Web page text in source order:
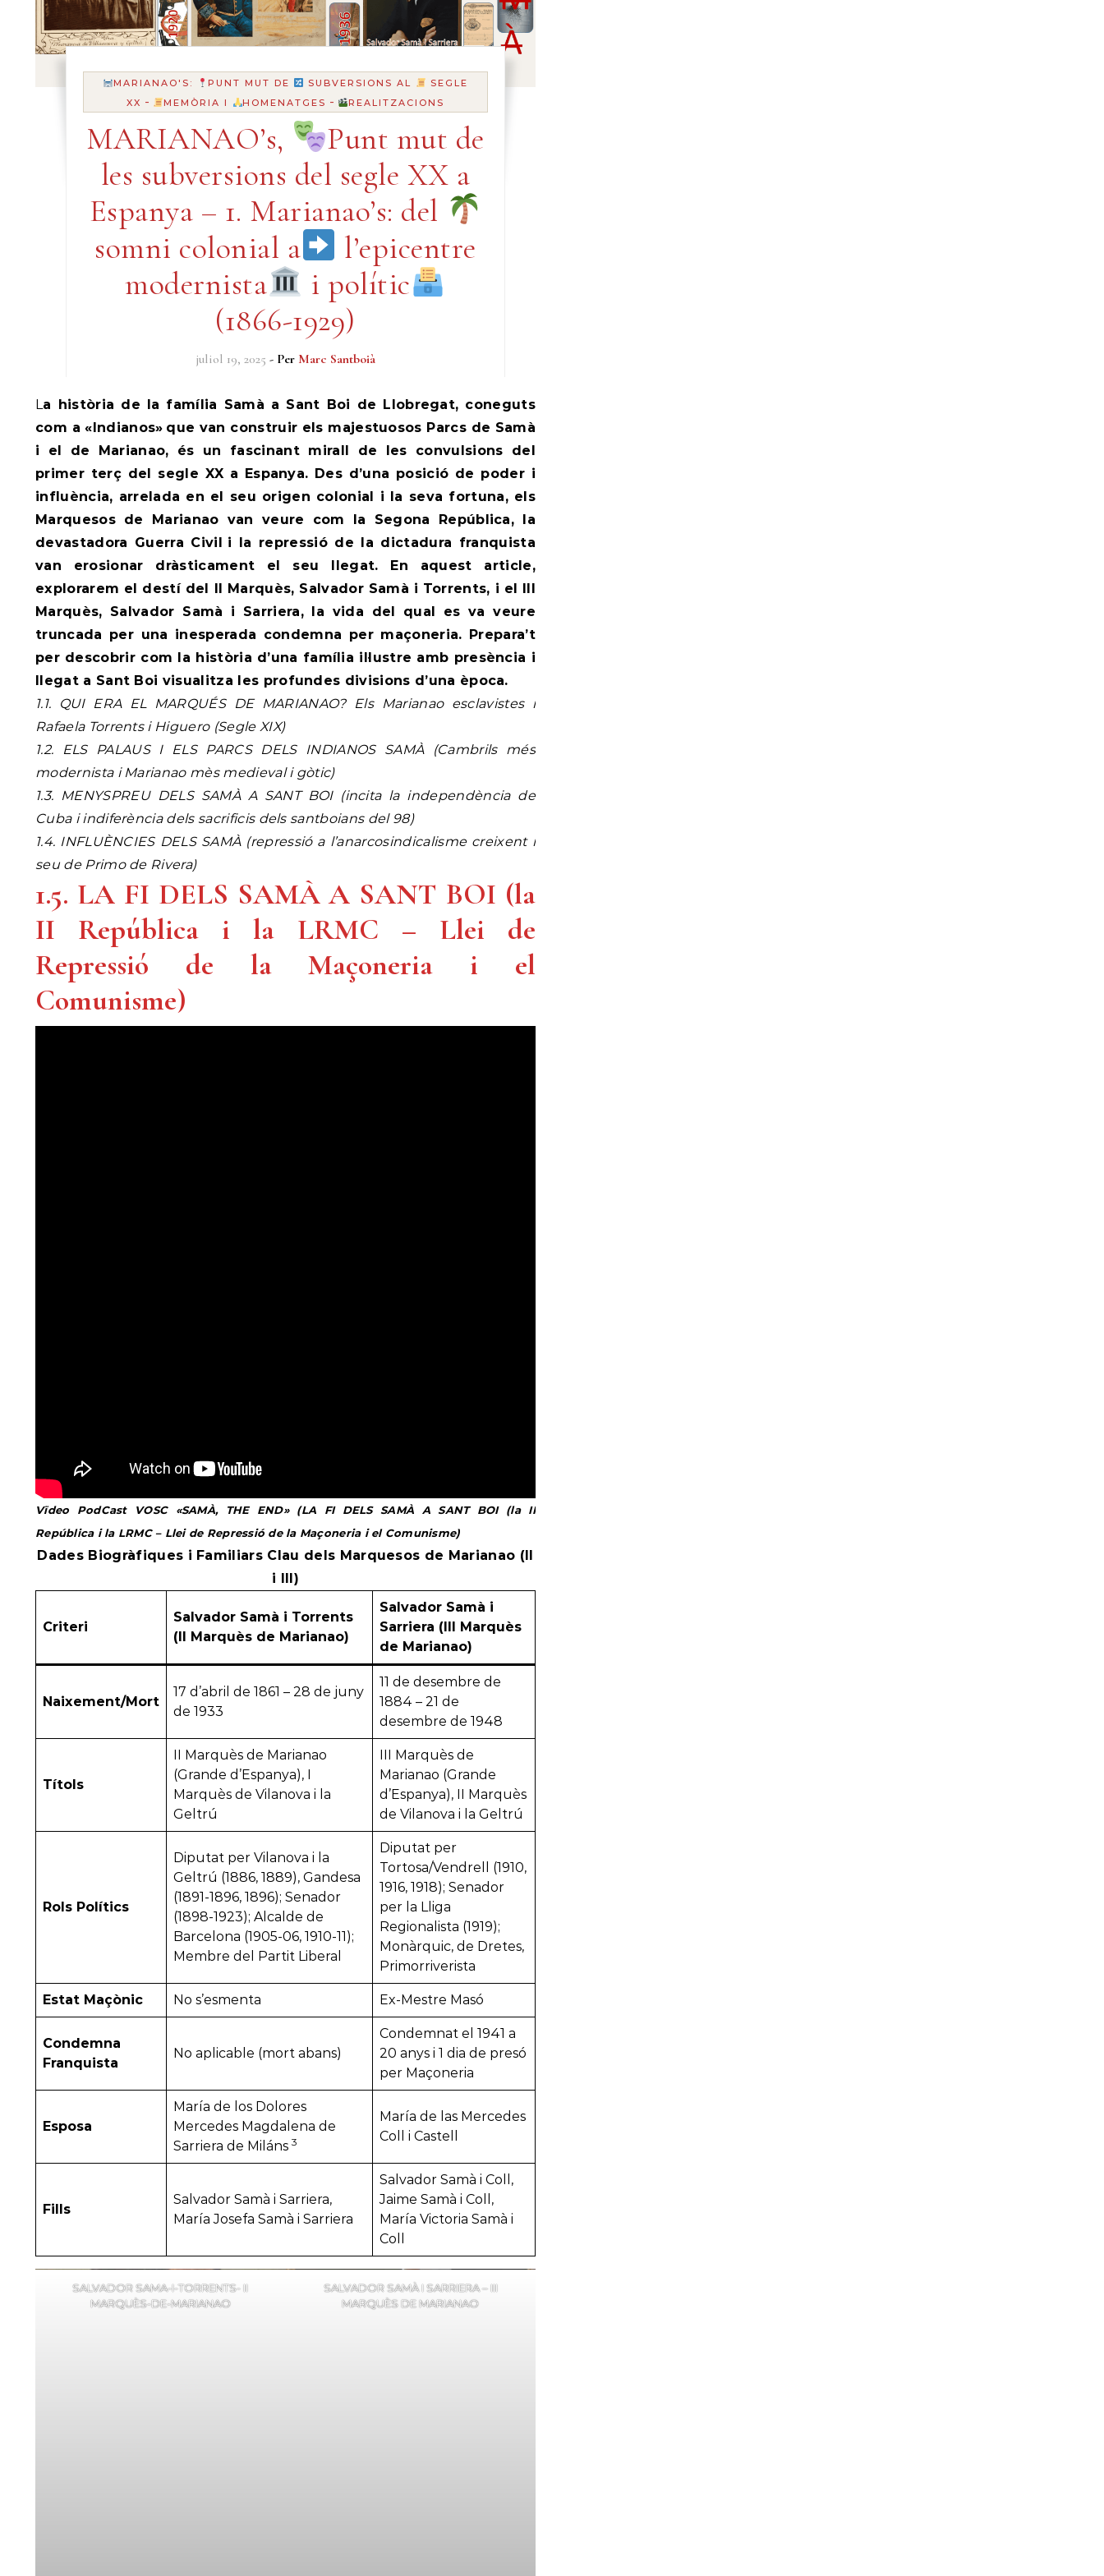
MARIANAO'S: PUNT MUT DE SUBVERSIONS AL
SEGLE
XX - MEMÒRIA I HOMENATGES - REALITZACIONS
MARIANAO’s,
Punt mut de
les subversions del segle XX a
Espanya – 1. Marianao’s: del
somni colonial a
l’epicentre
modernista
i polític
(1866-1929)
juliol 19, 2025 - Per Marc Santboià
La història de la família Samà a Sant Boi de Llobregat, coneguts
com a «Indianos» que van construir els majestuosos Parcs de Samà
i el de Marianao, és un fascinant mirall de les convulsions del
primer terç del segle XX a Espanya. Des d’una posició de poder i
influència, arrelada en el seu origen colonial i la seva fortuna, els
Marquesos de Marianao van veure com la Segona República, la
devastadora Guerra Civil i la repressió de la dictadura franquista
van erosionar dràsticament el seu llegat. En aquest article,
explorarem el destí del II Marquès, Salvador Samà i Torrents, i el III
Marquès, Salvador Samà i Sarriera, la vida del qual es va veure
truncada per una inesperada condemna per maçoneria. Prepara’t
per descobrir com la història d’una família il·lustre amb presència i
llegat a Sant Boi visualitza les profundes divisions d’una època.
1.1. QUI ERA EL MARQUÉS DE MARIANAO? Els Marianao esclavistes i
Rafaela Torrents i Higuero (Segle XIX)
1.2. ELS PALAUS I ELS PARCS DELS INDIANOS SAMÀ (Cambrils més
modernista i Marianao mès medieval i gòtic)
1.3. MENYSPREU DELS SAMÀ A SANT BOI (incita la independència de
Cuba i indiferència dels sacrificis dels santboians del 98)
1.4. INFLUÈNCIES DELS SAMÀ (repressió a l’anarcosindicalisme creixent i
seu de Primo de Rivera)
1.5. LA FI DELS SAMÀ A SANT BOI (la
II República i la LRMC – Llei de
Repressió de la Maçoneria i el
Comunisme)
Vïdeo PodCast VOSC «SAMÀ, THE END» (LA FI DELS SAMÀ A SANT BOI (la II
República i la LRMC – Llei de Repressió de la Maçoneria i el Comunisme)
Dades Biogràfiques i Familiars Clau dels Marquesos de Marianao (II
i III)
Criteri
Salvador Samà i Torrents
(II Marquès de Marianao)
Salvador Samà i
Sarriera (III Marquès
de Marianao)
Naixement/Mort
17 d’abril de 1861 – 28 de juny
de 1933
11 de desembre de
1884 – 21 de
desembre de 1948
Títols
II Marquès de Marianao
(Grande d’Espanya), I
Marquès de Vilanova i la
Geltrú
III Marquès de
Marianao (Grande
d’Espanya), II Marquès
de Vilanova i la Geltrú
Rols Polítics
Diputat per Vilanova i la
Geltrú (1886, 1889), Gandesa
(1891-1896, 1896); Senador
(1898-1923); Alcalde de
Barcelona (1905-06, 1910-11);
Membre del Partit Liberal
Diputat per
Tortosa/Vendrell (1910,
1916, 1918); Senador
per la Lliga
Regionalista (1919);
Monàrquic, de Dretes,
Primorriverista
Estat Maçònic No s’esmenta Ex-Mestre Masó
Condemna
Franquista
No aplicable (mort abans)
Condemnat el 1941 a
20 anys i 1 dia de presó
per Maçoneria
Esposa
María de los Dolores
Mercedes Magdalena de
Sarriera de Miláns 3
María de las Mercedes
Coll i Castell
Fills
Salvador Samà i Sarriera,
María Josefa Samà i Sarriera
Salvador Samà i Coll,
Jaime Samà i Coll,
María Victoria Samà i
Coll
SALVADOR SAMA-I-TORRENTS- II
MARQUÈS-DE-MARIANAO
SALVADOR SAMÀ I SARRIERA – III
MARQUÈS DE MARIANAO